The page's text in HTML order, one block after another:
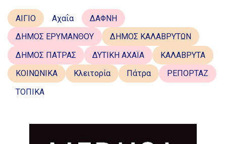
ΑΙΓΙΟ Αχαΐα
ΔΑΦΝΗ
ΔΗΜΟΣ ΕΡΥΜΑΝΘΟΥ
ΔΗΜΟΣ ΚΑΛΑΒΡΥΤΩΝ
ΔΗΜΟΣ ΠΑΤΡΑΣ
ΔΥΤΙΚΗ ΑΧΑΪΑ
ΚΑΛΑΒΡΥΤΑ
ΚΟΙΝΩΝΙΚΑ
Κλειτορία Πάτρα
ΡΕΠΟΡΤΑΖ
ΤΟΠΙΚΑ